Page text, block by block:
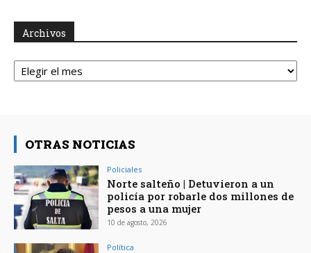
Archivos
Archivos
OTRAS NOTICIAS
Policiales
Norte salteño | Detuvieron a un
policía por robarle dos millones de
pesos a una mujer
10 de agosto, 2026
Política